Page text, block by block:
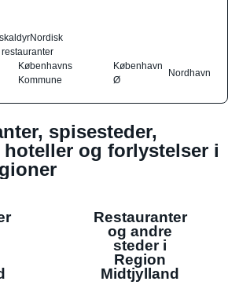
Nordisk
Københavns
Kommune
København
Ø
Nordhavn
spisesteder,
hoteller og forlystelser i
Restauranter
og andre
steder i
Region
Midtjylland